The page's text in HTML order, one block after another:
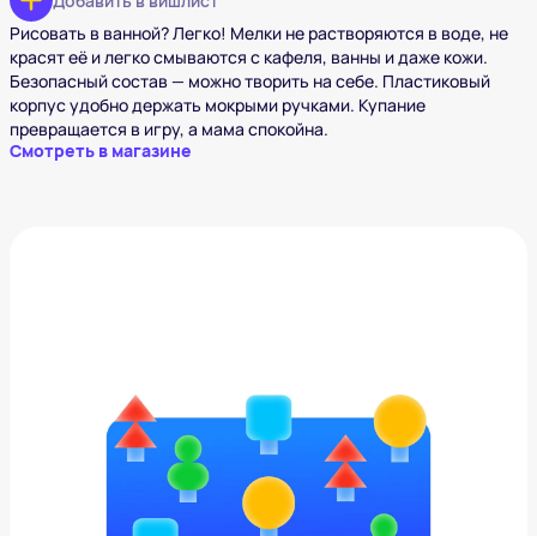
Рисовать в ванной? Легко! Мелки не растворяются в воде, не
красят её и легко смываются с кафеля, ванны и даже кожи.
Безопасный состав — можно творить на себе. Пластиковый
корпус удобно держать мокрыми ручками. Купание
превращается в игру, а мама спокойна.
Смотреть в магазине
Подарочная карта в Детский мир
3 000 ₽
Добавить в вишлист